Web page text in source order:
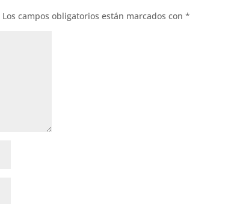
Los campos obligatorios están marcados con*